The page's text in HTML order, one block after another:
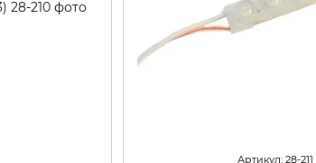
Артикул: 28-211